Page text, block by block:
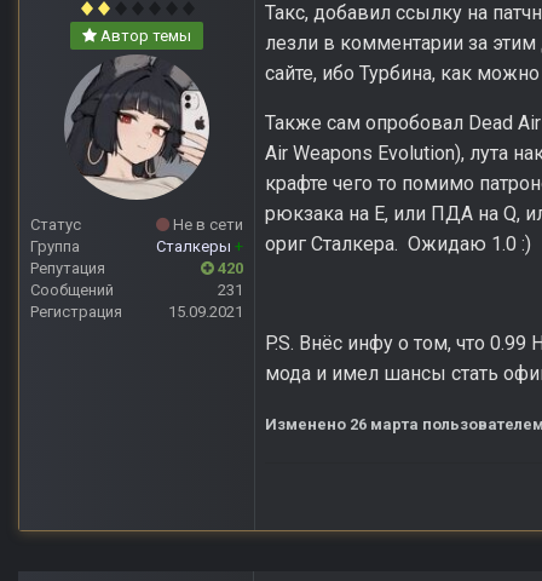
Автор темы
Статус
Не в сети
Группа
Сталкеры +
Репутация
420
Сообщений
231
Регистрация
15.09.2021
Такс, добавил ссылку на
лезли в комментарии за
сайте, ибо Турбина, как
Также сам опробовал Dead
Air Weapons Evolution), лута
крафте чего то помимо
рюкзака на E, или ПДА на Q,
ориг Сталкера. Ожидаю 1.0 :)
P.S. Внёс инфу о том, что
мода и имел шансы стать
Изменено 26 марта